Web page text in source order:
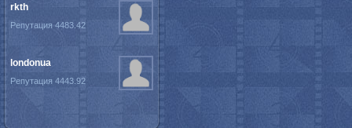
rkth
Репутация 4483.42
londonua
Репутация 4443.92